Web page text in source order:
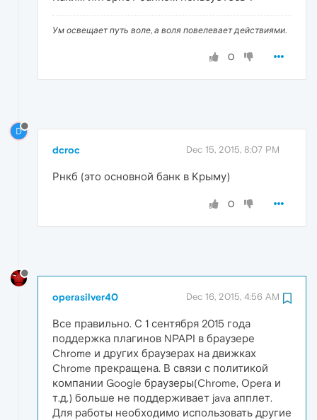
Ум освещает путь воле, а воля повелевает действиями.
0
D
dcroc Dec 15, 2015, 8:07 PM
Рнкб (это основной банк в Крыму)
0
operasilver40 Dec 16, 2015, 4:56 AM
Все правильно. С 1 сентября 2015 года
поддержка плагинов NPAPI в браузере
Chrome и других браузерах на движках
Chrome прекращена. В связи с политикой
компании Google браузеры(Chrome, Opera и
т.д.) больше не поддерживает java апплет.
Для работы необходимо использовать другие